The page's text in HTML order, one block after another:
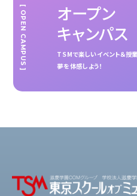
オープン
キャンパス
TSMで楽しいイベント＆授業
夢を体感しよう！
[ OPEN CAMPUS ]